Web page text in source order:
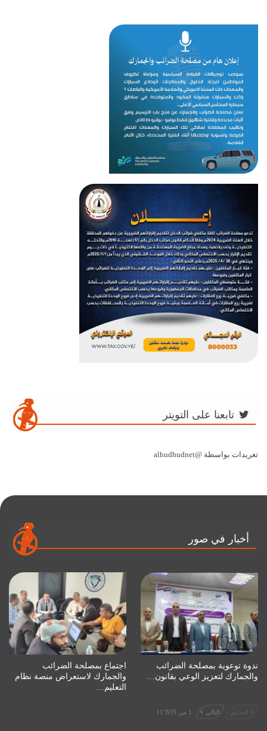
تابعنا على التويتر
تغريدات بواسطة @alhudhudnet
أخبار في صور
ندوة توعوية بمصلحة الضرائب
والجمارك لتعزيز الوعي بقانون…
اجتماع بمصلحة الضرائب
والجمارك لاستعراض منصة نظام
التعليم…
السابق التالي 1 من 11٬859